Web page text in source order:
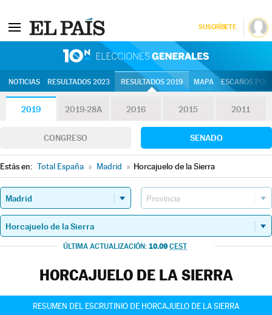
SUSCRÍBETE
NOTICIAS RESULTADOS 2023 RESULTADOS 2019 MAPA ESCAÑOS
2019 2019-28A 2016 2015 2011
CONGRESO SENADO
Estás en: Total España » Madrid » Horcajuelo de la Sierra
ÚLTIMA ACTUALIZACIÓN: 10.09 CEST
HORCAJUELO DE LA SIERRA
RESUMEN DEL ESCRUTINIO DE HORCAJUELO DE LA SIERRA